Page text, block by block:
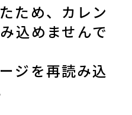
ため、カレン
込めませんで
ジを再読み込